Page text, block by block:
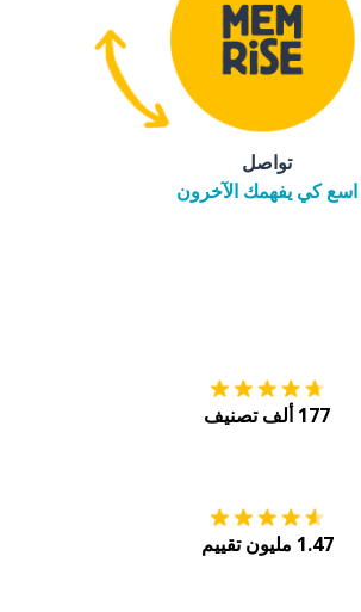
تواصل
اسع كي يفهمك الآخرون
177 ألف تصنيف
1.47 مليون تقييم